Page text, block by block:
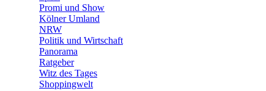
Promi und Show
Kölner Umland
NRW
Politik und Wirtschaft
Panorama
Ratgeber
Witz des Tages
Shoppingwelt